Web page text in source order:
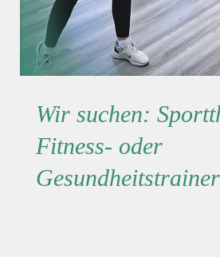
Wir suchen:
Fitness- oder